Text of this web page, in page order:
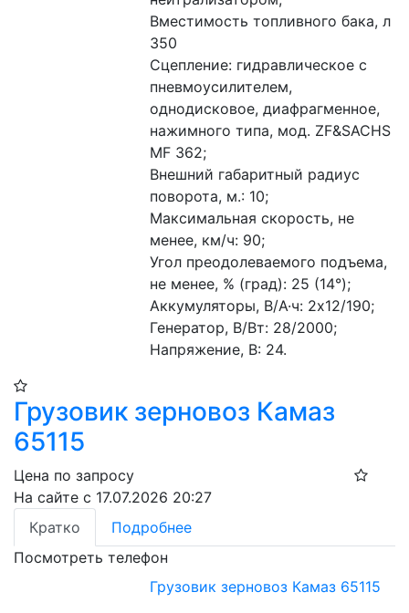
Вместимость топливного бака, л
350
Сцепление: гидравлическое с
пневмоусилителем,
однодисковое, диафрагменное,
нажимного типа, мод. ZF&SACHS
MF 362;
Внешний габаритный радиус
поворота, м.: 10;
Максимальная скорость, не
менее, км/ч: 90;
Угол преодолеваемого подъема,
не менее, % (град): 25 (14°);
Аккумуляторы, В/А·ч: 2х12/190;
Генератор, В/Вт: 28/2000;
Напряжение, B: 24.
Грузовик зерновоз Камаз
65115
Цена по запросу
На сайте с 17.07.2026 20:27
Кратко
Подробнее
Посмотреть телефон
Грузовик зерновоз Камаз 65115